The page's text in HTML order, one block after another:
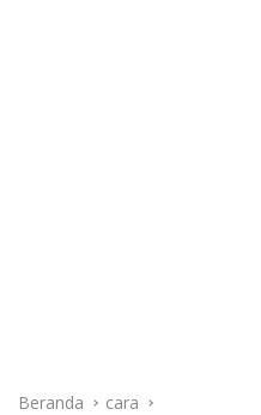
Beranda cara